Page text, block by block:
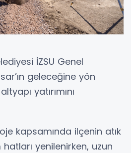
İZSU Genel
geleceğine yön
yatırımını
kapsamında ilçenin atık
yenilenirken, uzun